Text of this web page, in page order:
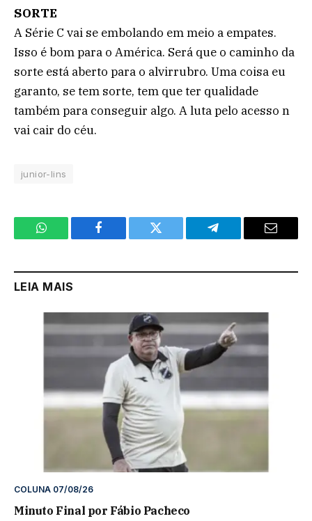
SORTE
A Série C vai se embolando em meio a empates.
Isso é bom para o América. Será que o caminho da
sorte está aberto para o alvirrubro. Uma coisa eu
garanto, se tem sorte, tem que ter qualidade
também para conseguir algo. A luta pelo acesso n
vai cair do céu.
junior-lins
WhatsApp Facebook Twitter Telegram Email
LEIA MAIS
COLUNA 07/08/26
Minuto Final por Fábio Pacheco